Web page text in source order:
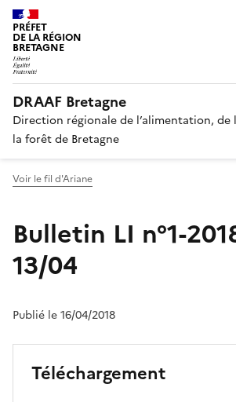
PRÉFET
DE LA RÉGION
BRETAGNE
DRAAF Bretagne
Direction régionale de l’alimentation, de
la forêt de Bretagne
Voir le fil d'Ariane
Bulletin LI n°1-
13/04
Publié le 16/04/2018
Téléchargement